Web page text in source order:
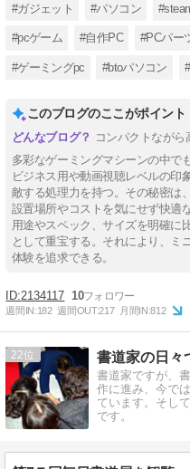
#ガジェット #パソコン
#pcゲーム #自作PC #PCパー
#ゲーミングpc #btoパソコン
このブログのここがポイント
コンパクトながら
多彩なゲーミングマシーンの中で
ビジネス用や動画視聴レベルの印
敵する処理力を持つ。その秘密は
設置場所やコストを気にせず快適
用途やスペック、サイズを明確に
として重宝する。それにより、ミ
体験を追求できる。
2134117 10
週間IN:182 週間OUT:217 月間IN:812
22 書道家の日々
書道家ですが、
作に進み、今で
ています。そし
です。